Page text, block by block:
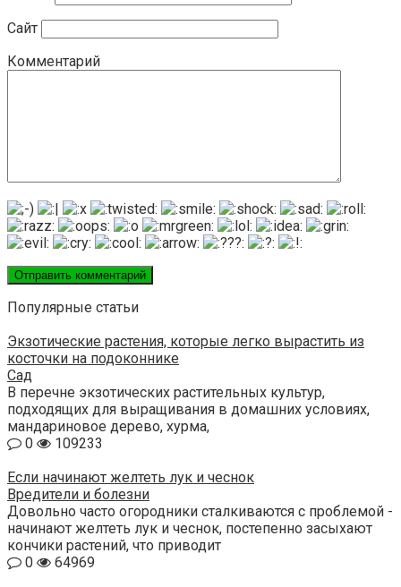
Сайт
Комментарий
Популярные статьи
Экзотические растения, которые легко вырастить из
косточки на подоконнике
Сад
В перечне экзотических растительных культур,
подходящих для выращивания в домашних условиях,
мандариновое дерево, хурма,
0
109233
Если начинают желтеть лук и чеснок
Вредители и болезни
Довольно часто огородники сталкиваются с проблемой -
начинают желтеть лук и чеснок, постепенно засыхают
кончики растений, что приводит
0
64969